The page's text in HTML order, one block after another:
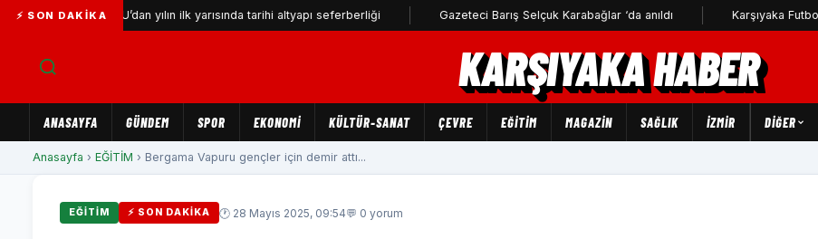
⚡ SON DAKIKA
İZSU’dan yılın ilk yarısında tarihi altyapı seferberliği Gazeteci Barış Selçuk Karabağlar ‘da anıldı Karşıyaka Futbol
KARŞIYAKA HABER
ANASAYFA GÜNDEM SPOR EKONOMİ KÜLTÜR-SANAT ÇEVRE EĞİTİM MAGAZİN SAĞLIK İZMİR DIĞER
Anasayfa › EĞİTİM › Bergama Vapuru gençler için demir attı...
EĞİTİM ⚡ SON DAKIKA 🕐 28 Mayıs 2025, 09:54💬 0 yorum